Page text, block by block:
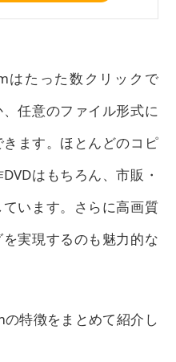
はたった数クリックで
任意のファイル形式に
ます。ほとんどのコピ
はもちろん、市販・
います。さらに高画質
実現するのも魅力的な
特徴をまとめて紹介し